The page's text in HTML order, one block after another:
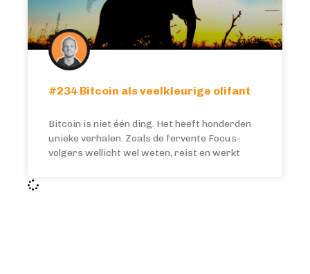
#234 Bitcoin als veelkleurige olifant
Bitcoin is niet één ding. Het heeft honderden
unieke verhalen. Zoals de fervente Focus-
volgers wellicht wel weten, reist en werkt